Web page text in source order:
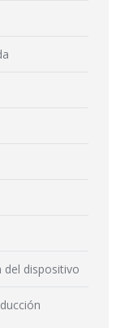
del dispositivo